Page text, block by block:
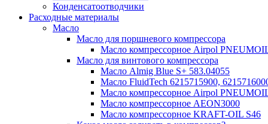
Конденсатоотводчики
Расходные материалы
Масло
Масло для поршневого компрессора
Масло компрессорное Airpol
Масло для винтового компрессора
Масло Almig Blue S+ 583.04055
Масло FluidTech 6215715900,
Масло компрессорное Airpol
Масло компрессорное AEON3000
Масло компрессорное KRAFT-OIL S46